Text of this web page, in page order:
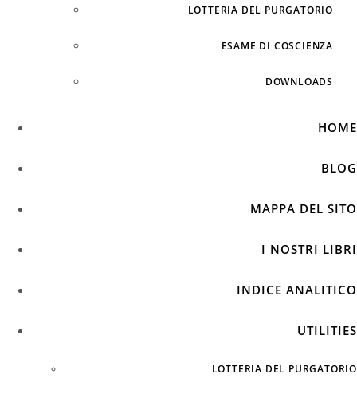
LOTTERIA DEL PURGATORIO
ESAME DI COSCIENZA
DOWNLOADS
HOME
BLOG
MAPPA DEL SITO
I NOSTRI LIBRI
INDICE ANALITICO
UTILITIES
LOTTERIA DEL PURGATORIO